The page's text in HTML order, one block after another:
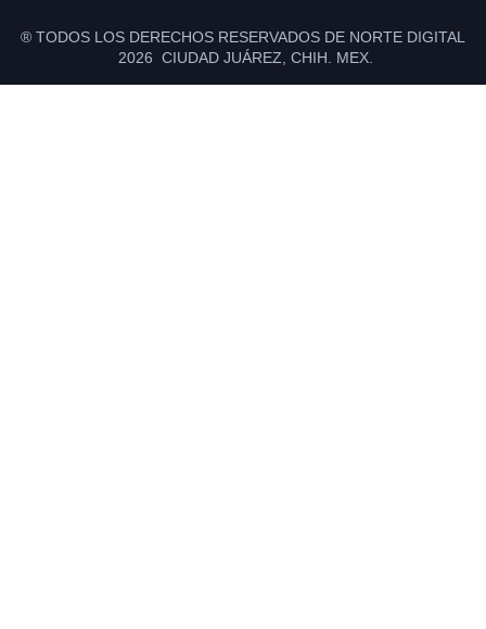
® TODOS LOS DERECHOS RESERVADOS DE NORTE DIGITAL
2026 CIUDAD JUÁREZ, CHIH. MEX.